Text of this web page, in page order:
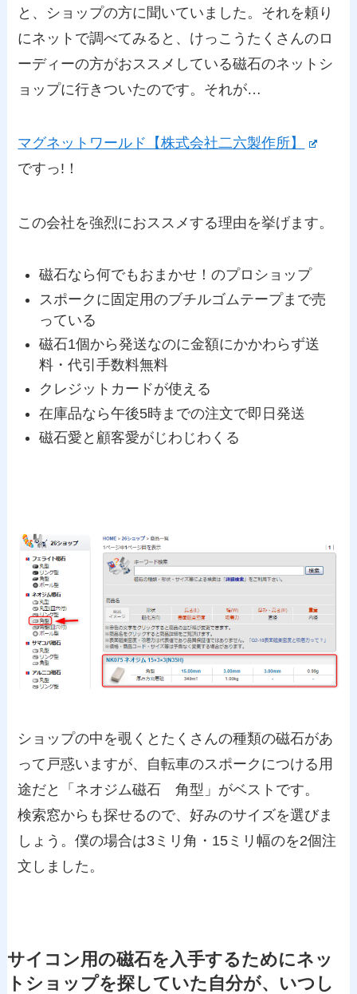
と、ショップの方に聞いていました。それを頼り
にネットで調べてみると、けっこうたくさんのロ
ーディーの方がおススメしている磁石のネットシ
ョップに行きついたのです。それが…
マグネットワールド【株式会社二六製作所】
ですっ!！
この会社を強烈におススメする理由を挙げます。
磁石なら何でもおまかせ！のプロショップ
スポークに固定用のブチルゴムテープまで売
っている
磁石1個から発送なのに金額にかかわらず送
料・代引手数料無料
クレジットカードが使える
在庫品なら午後5時までの注文で即日発送
磁石愛と顧客愛がじわじわくる
ショップの中を覗くとたくさんの種類の磁石があ
って戸惑いますが、自転車のスポークにつける用
途だと「ネオジム磁石 角型」がベストです。
検索窓からも探せるので、好みのサイズを選びま
しょう。僕の場合は3ミリ角・15ミリ幅のを2個注
文しました。
サイコン用の磁石を入手するためにネッ
トショップを探していた自分が、いつし